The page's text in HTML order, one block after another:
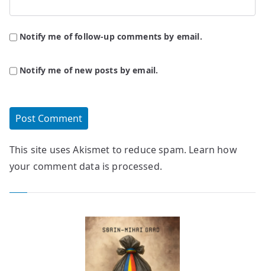
Notify me of follow-up comments by email.
Notify me of new posts by email.
This site uses Akismet to reduce spam. Learn how
your comment data is processed.